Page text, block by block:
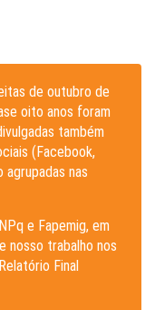
de outubro de
oito anos foram
também
(Facebook,
nas
e Fapemig, em
nosso trabalho nos
Final